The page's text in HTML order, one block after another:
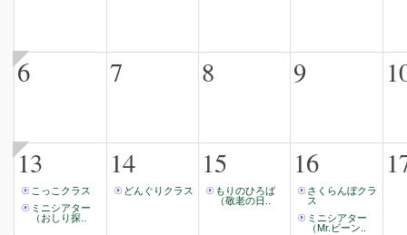
6 7 8 9
13
こっこクラス
ミニシアター
（おしり探..
14
どんぐりクラス
15
もりのひろば
（敬老の日..
16
さくらんぼクラ
ス
ミニシアター
（Mr.ビーン..